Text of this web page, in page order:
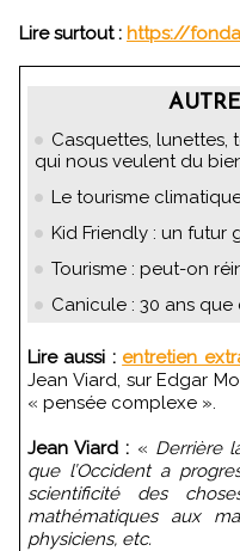
Lire surtout : https://
Casquettes, lunettes,
qui nous veulent du
Le tourisme
Kid Friendly : un futur
Tourisme : peut-on
Canicule : 30 ans
Lire aussi : entretien
Jean Viard, sur Edgar
« pensée complexe ».
Jean Viard : « Derrière
que l’Occident a
scientificité des
mathématiques aux
physiciens, etc.